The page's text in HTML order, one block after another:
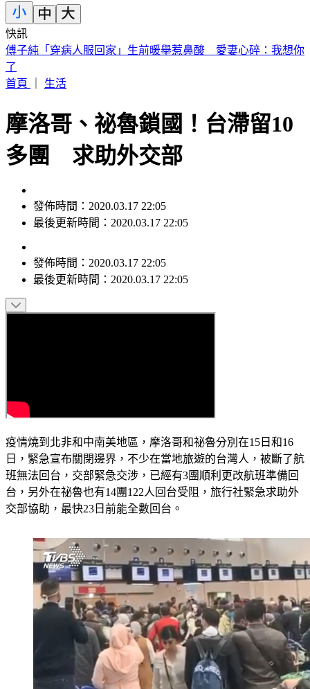
快訊
砍Gmail神功能 2027年起停止支援第三方帳號收寄信
首頁
摩洛哥、祕魯鎖國！台滯留10
多團 求助外交部
最後更新時間：2020.03.17 22:05
最後更新時間：2020.03.17 22:05
日，緊急宣布關閉邊界，不少在當地旅遊的台灣人，被斷了航
班無法回台，交部緊急交涉，已經有3團順利更改航班準備回
台，另外在祕魯也有14團122人回台受阻，旅行社緊急求助外
交部協助，最快23日前能全數回台。